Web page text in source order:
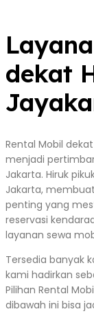
dekat
Rental Mobil
menjadi
Jakarta. Hiruk
Jakarta,
penting yang
reservasi
layanan sewa
Tersedia banyak
kami hadirkan
Pilihan Rental
dibawah ini bisa